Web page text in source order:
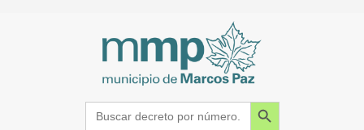
Search
for:
Search Button